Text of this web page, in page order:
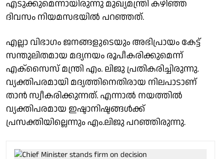
എടുക്കുമെന്നായിരുന്നു മുഖ്യമന്ത്രി കഴിഞ്ഞ
ദിവസം നിയമസഭയില്‍ പറഞ്ഞത്.
എല്ലാ വിഭാഗം ജനങ്ങളുടെയും അഭിപ്രായം കേട്ട്
സന്തുലിതമായ മദ്യനയം രൂപീകരിക്കുമെന്ന്
എക്‌സൈസ് മന്ത്രി എം. ലിജു പ്രതികരിച്ചിരുന്നു.
വ്യക്തിപരമായി മദ്യത്തിനെതിരായ നിലപാടാണ്
താന്‍ സ്വീകരിക്കുന്നത്. എന്നാല്‍ നയത്തില്‍
വ്യക്തിപരമായ ഇഷ്ടാനിഷ്ടങ്ങള്‍ക്ക്
പ്രസക്തിയില്ലെന്നും എം.ലിജു പറഞ്ഞിരുന്നു.